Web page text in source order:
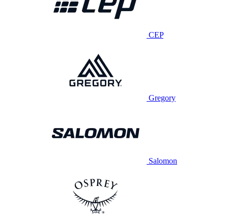
CEP
Gregory
Salomon